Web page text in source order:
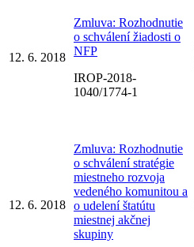
12. 6. 2018
Zmluva: Rozhodnutie
o schválení žiadosti o
NFP
IROP-2018-
1040/1774-1
12. 6. 2018
Zmluva: Rozhodnutie
o schválení stratégie
miestneho rozvoja
vedeného komunitou a
o udelení štatútu
miestnej akčnej
skupiny